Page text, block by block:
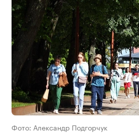
Фото: Александр Подгорчук